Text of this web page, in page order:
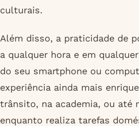
culturais.
Além disso, a praticidade de
a qualquer hora e em
do seu smartphone ou
experiência ainda mais
trânsito, na academia, ou até
enquanto realiza tarefas